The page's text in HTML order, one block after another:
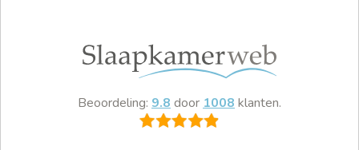
Beoordeling: 9.8 door 1008 klanten.